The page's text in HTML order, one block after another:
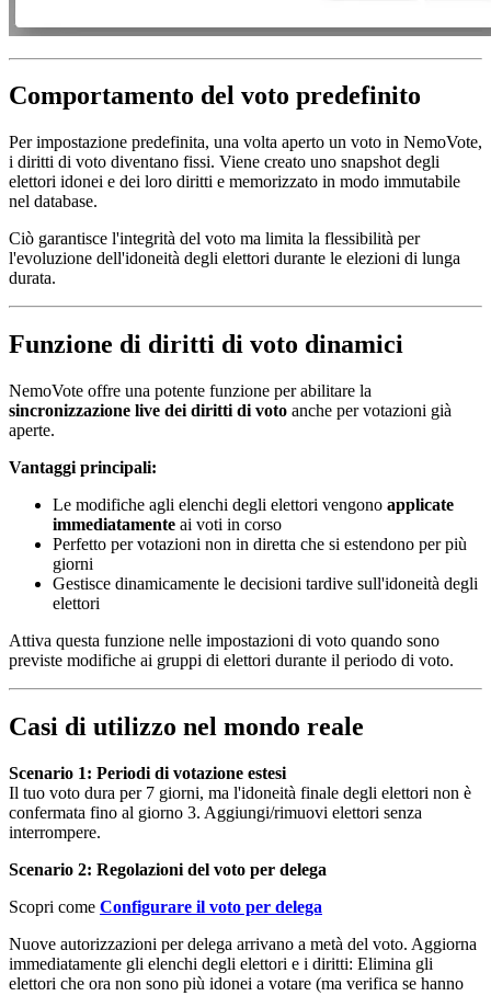
Comportamento del voto predefinito
Per impostazione predefinita, una volta aperto un voto in NemoVote,
i diritti di voto diventano fissi. Viene creato uno snapshot degli
elettori idonei e dei loro diritti e memorizzato in modo immutabile
nel database.
Ciò garantisce l'integrità del voto ma limita la flessibilità per
l'evoluzione dell'idoneità degli elettori durante le elezioni di lunga
durata.
Funzione di diritti di voto dinamici
NemoVote offre una potente funzione per abilitare la
sincronizzazione live dei diritti di voto anche per votazioni già
aperte.
Vantaggi principali:
Le modifiche agli elenchi degli elettori vengono applicate
immediatamente ai voti in corso
Perfetto per votazioni non in diretta che si estendono per più
giorni
Gestisce dinamicamente le decisioni tardive sull'idoneità degli
elettori
Attiva questa funzione nelle impostazioni di voto quando sono
previste modifiche ai gruppi di elettori durante il periodo di voto.
Casi di utilizzo nel mondo reale
Scenario 1: Periodi di votazione estesi
Il tuo voto dura per 7 giorni, ma l'idoneità finale degli elettori non è
confermata fino al giorno 3. Aggiungi/rimuovi elettori senza
interrompere.
Scenario 2: Regolazioni del voto per delega
Scopri come Configurare il voto per delega
Nuove autorizzazioni per delega arrivano a metà del voto. Aggiorna
immediatamente gli elenchi degli elettori e i diritti: Elimina gli
elettori che ora non sono più idonei a votare (ma verifica se hanno